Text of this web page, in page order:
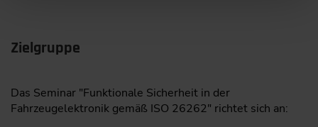
Zielgruppe
Das Seminar "Funktionale Sicherheit in der
Fahrzeugelektronik gemäß ISO 26262" richtet sich an: